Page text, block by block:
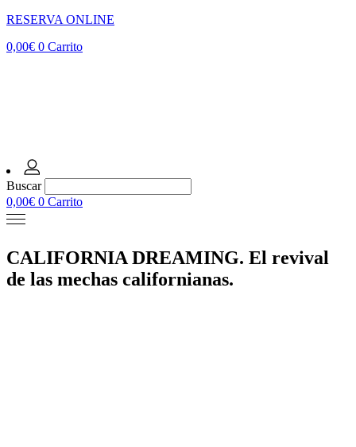
RESERVA ONLINE
0,00€ 0 Carrito
Buscar
0,00€ 0 Carrito
CALIFORNIA DREAMING. El revival
de las mechas californianas.